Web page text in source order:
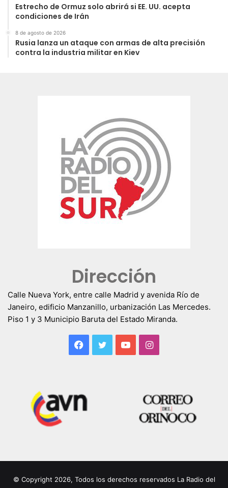
Estrecho de Ormuz solo abrirá si EE. UU. acepta
condiciones de Irán
8 de agosto de 2026
Rusia lanza un ataque con armas de alta precisión
contra la industria militar en Kiev
Dirección
Calle Nueva York, entre calle Madrid y avenida Río de
Janeiro, edificio Manzanillo, urbanización Las Mercedes.
Piso 1 y 3 Municipio Baruta del Estado Miranda.
Facebook
TwitterYouTubeInstagram
© Copyright 2026, Todos los derechos reservados La Radio del